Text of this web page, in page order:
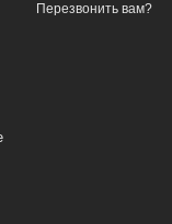
Перезвонить вам?